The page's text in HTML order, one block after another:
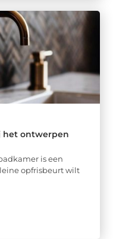
het ontwerpen
is een
opfrisbeurt wilt